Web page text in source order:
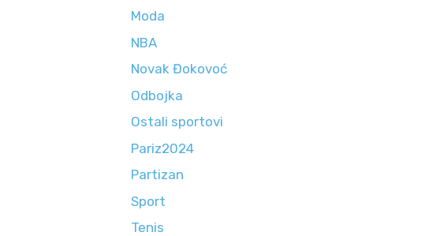
Moda
NBA
Novak Đokovoć
Odbojka
Ostali sportovi
Pariz2024
Partizan
Sport
Tenis